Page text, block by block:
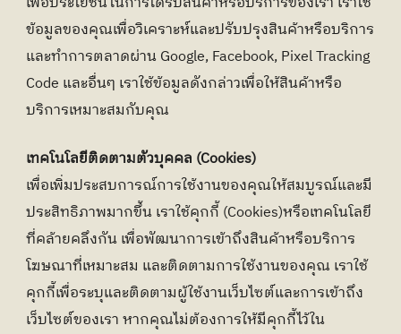
ข้อมูลของคุณเพื่อวิเคราะห์และปรับปรุงสินค้าหรือบริการ
และทำการตลาดผ่าน Google, Facebook, Pixel Tracking
Code และอื่นๆ เราใช้ข้อมูลดังกล่าวเพื่อให้สินค้าหรือ
บริการเหมาะสมกับคุณ
เทคโนโลยีติดตามตัวบุคคล (Cookies)
เพื่อเพิ่มประสบการณ์การใช้งานของคุณให้สมบูรณ์และมี
ประสิทธิภาพมากขึ้น เราใช้คุกกี้ (Cookies)หรือเทคโนโลยี
ที่คล้ายคลึงกัน เพื่อพัฒนาการเข้าถึงสินค้าหรือบริการ
โฆษณาที่เหมาะสม และติดตามการใช้งานของคุณ เราใช้
คุกกี้เพื่อระบุและติดตามผู้ใช้งานเว็บไซต์และการเข้าถึง
เว็บไซต์ของเรา หากคุณไม่ต้องการให้มีคุกกี้ไว้ใน